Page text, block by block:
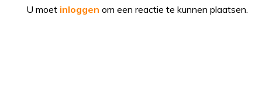
U moet inloggen om een reactie te kunnen plaatsen.